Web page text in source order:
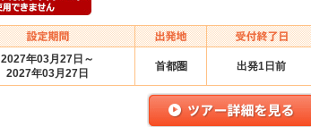
2027年03月27日～
2027年03月27日
首都圏 出発1日前